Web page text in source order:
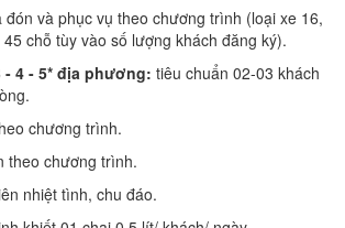
đón và phục vụ theo chương trình (loại xe 16,
chỗ tùy vào số lượng khách đăng ký).
- 4 - 5* địa phương: tiêu chuẩn 02-03 khách
chương trình.
theo chương trình.
nhiệt tình, chu đáo.